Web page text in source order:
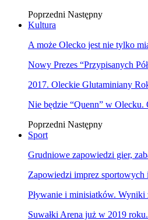
Poprzedni Następny
Kultura
A może Olecko jest nie tylko
Nowy Prezes “Przypisanych
2017. Oleckie Glutaminiany
Nie będzie “Quenn” w Olecku.
Poprzedni Następny
Sport
Grudniowe zapowiedzi gier,
Zapowiedzi imprez
Pływanie i minisiatków. Wyniki
Suwałki Arena już w 2019